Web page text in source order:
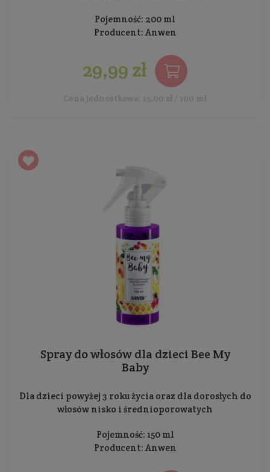
Pojemność: 200 ml
Producent: Anwen
29,99 zł
Cena jednostkowa: 15,00 zł / 100 ml
Spray do włosów dla dzieci Bee My
Baby
Dla dzieci powyżej 3 roku życia oraz dla dorosłych do
włosów nisko i średnioporowatych
Pojemność: 150 ml
Producent: Anwen